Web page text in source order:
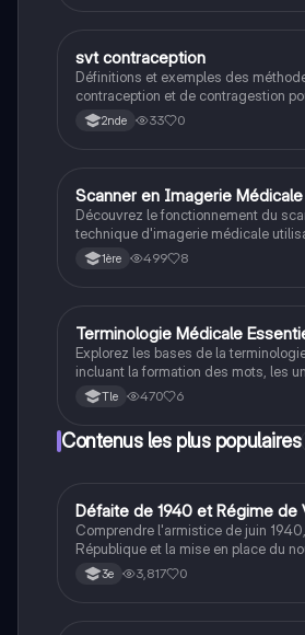
SSVT
svt contraception
Définitions et exemples des
contraception et de contragestion
reproduction humaine.
2nde 33 0
ST2S
Scanner en Imagerie Médicale
Découvrez le fonctionnement du
technique d'imagerie médicale
pour créer des images 3D précises.
aborde les principes techniques, les
résumé.
1ère 499 8
ST2S
Terminologie Médicale
Explorez les bases de la
incluant la formation des mots, les
leur utilisation dans le domaine de la
document fournit des exercices
identifier et construire des termes
ainsi la communication entre
Tle 470 6
Contenus les plus populaires
DHistoire
Défaite de 1940 et Régime de
Comprendre l'armistice de juin
République et la mise en place du
autoritaire de Philippe Pétain.
3e 3,817 0